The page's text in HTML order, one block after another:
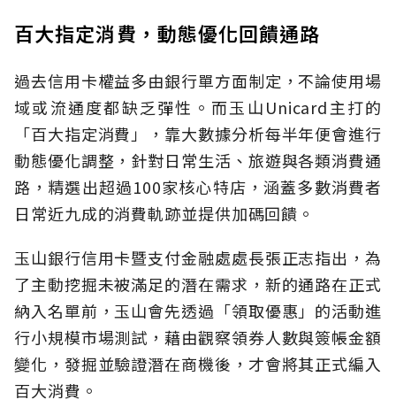
百大指定消費，動態優化回饋通路
過去信用卡權益多由銀行單方面制定，不論使用場
域或流通度都缺乏彈性。而玉山Unicard主打的
「百大指定消費」，靠大數據分析每半年便會進行
動態優化調整，針對日常生活、旅遊與各類消費通
路，精選出超過100家核心特店，涵蓋多數消費者
日常近九成的消費軌跡並提供加碼回饋。
玉山銀行信用卡暨支付金融處處長張正志指出，為
了主動挖掘未被滿足的潛在需求，新的通路在正式
納入名單前，玉山會先透過「領取優惠」的活動進
行小規模市場測試，藉由觀察領券人數與簽帳金額
變化，發掘並驗證潛在商機後，才會將其正式編入
百大消費。